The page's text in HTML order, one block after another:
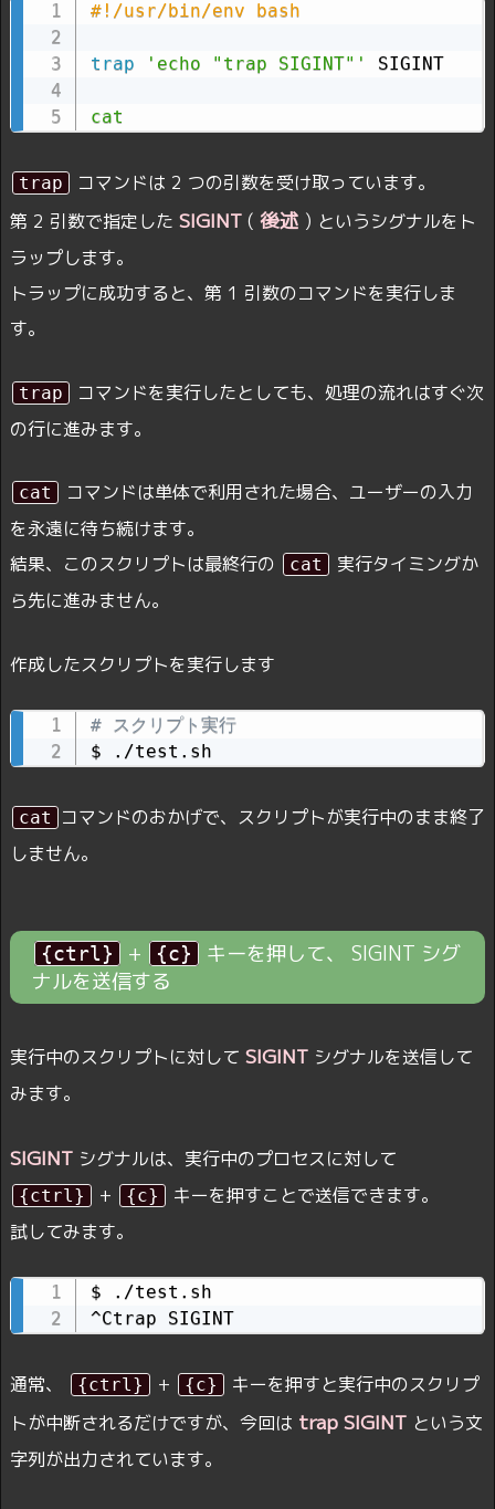
#!/usr/bin/env bash
trap 'echo "trap SIGINT"' SIGINT
cat
trap
コマンドは 2 つの引数を受け取っています。
第 2 引数で指定した SIGINT ( 後述 ) というシグナルをト
ラップします。
トラップに成功すると、第 1 引数のコマンドを実行しま
す。
trap
コマンドを実行したとしても、処理の流れはすぐ次
の行に進みます。
cat
コマンドは単体で利用された場合、ユーザーの入力
を永遠に待ち続けます。
結果、このスクリプトは最終行の
cat
実行タイミングか
ら先に進みません。
作成したスクリプトを実行します
# スクリプト実行
cat
コマンドのおかげで、スクリプトが実行中のまま終了
しません。
{ctrl} + {c}
キーを押して、 SIGINT シグ
ナルを送信する
実行中のスクリプトに対して SIGINT シグナルを送信して
みます。
SIGINT シグナルは、実行中のプロセスに対して
{ctrl} + {c}
キーを押すことで送信できます。
試してみます。
$ ./test.sh
^Ctrap SIGINT
通常、 {ctrl} + {c}
キーを押すと実行中のスクリプ
トが中断されるだけですが、今回は trap SIGINT という文
字列が出力されています。